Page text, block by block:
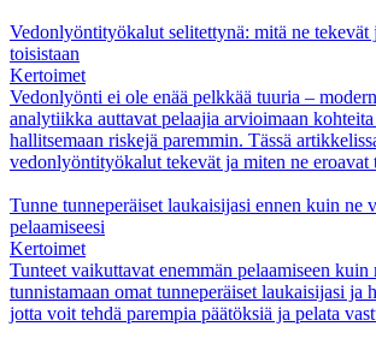
Vedonlyöntityökalut selitettynä: mitä ne tekevät
toisistaan
Kertoimet
Vedonlyönti ei ole enää pelkkää tuuria –
analytiikka auttavat pelaajia arvioimaan
hallitsemaan riskejä paremmin. Tässä
vedonlyöntityökalut tekevät ja miten ne eroavat
Tunne tunneperäiset laukaisijasi ennen kuin ne
pelaamiseesi
Kertoimet
Tunteet vaikuttavat enemmän pelaamiseen
tunnistamaan omat tunneperäiset laukaisijasi ja
jotta voit tehdä parempia päätöksiä ja pelata